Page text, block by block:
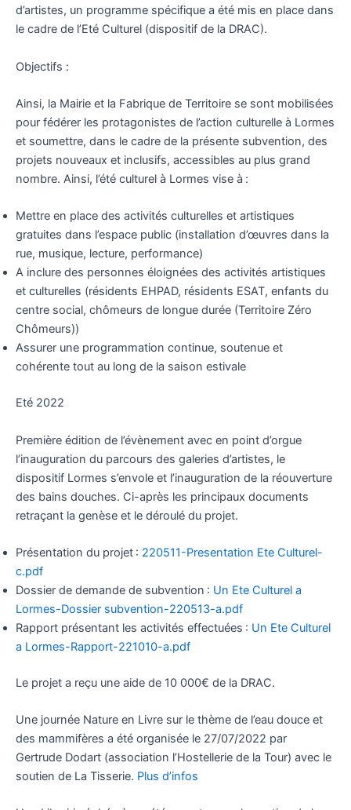
d’artistes, un programme spécifique a été mis en place dans
le cadre de l’Eté Culturel (dispositif de la DRAC).
Objectifs :
Ainsi, la Mairie et la Fabrique de Territoire se sont mobilisées
pour fédérer les protagonistes de l’action culturelle à Lormes
et soumettre, dans le cadre de la présente subvention, des
projets nouveaux et inclusifs, accessibles au plus grand
nombre. Ainsi, l’été culturel à Lormes vise à :
Mettre en place des activités culturelles et artistiques
gratuites dans l’espace public (installation d’œuvres dans la
rue, musique, lecture, performance)
A inclure des personnes éloignées des activités artistiques
et culturelles (résidents EHPAD, résidents ESAT, enfants du
centre social, chômeurs de longue durée (Territoire Zéro
Chômeurs))
Assurer une programmation continue, soutenue et
cohérente tout au long de la saison estivale
Eté 2022
Première édition de l’évènement avec en point d’orgue
l’inauguration du parcours des galeries d’artistes, le
dispositif Lormes s’envole et l’inauguration de la réouverture
des bains douches. Ci-après les principaux documents
retraçant la genèse et le déroulé du projet.
Présentation du projet : 220511-Presentation Ete Culturel-
c.pdf
Dossier de demande de subvention : Un Ete Culturel a
Lormes-Dossier subvention-220513-a.pdf
Rapport présentant les activités effectuées : Un Ete Culturel
a Lormes-Rapport-221010-a.pdf
Le projet a reçu une aide de 10 000€ de la DRAC.
Une journée Nature en Livre sur le thème de l’eau douce et
des mammifères a été organisée le 27/07/2022 par
Gertrude Dodart (association l’Hostellerie de la Tour) avec le
soutien de La Tisserie. Plus d’infos